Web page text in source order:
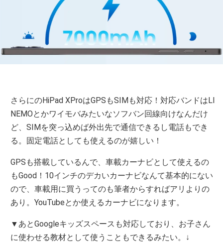
さらにのHiPad XProはGPSもSIMも対応！対応バンドはLI
NEMOとかワイモバみたいなソフバン回線向けなんだけ
ど、SIMを突っ込めば外出先で通信できるし電話もでき
る。固定電話としても使えるのが嬉しい！
GPSも搭載しているんで、車載カーナビとして使えるの
もGood！10インチのデカいカーナビなんて基本的にない
ので、車載用に買うってのも筆者からすればアリよりの
あり。YouTubeとか使えるカーナビになります。
▼あとGoogleキッズスペースも対応しており、お子さん
に使わせる教材として使うこともできるみたい。↓